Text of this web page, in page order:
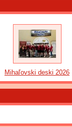
Mihaľovski deski 2026